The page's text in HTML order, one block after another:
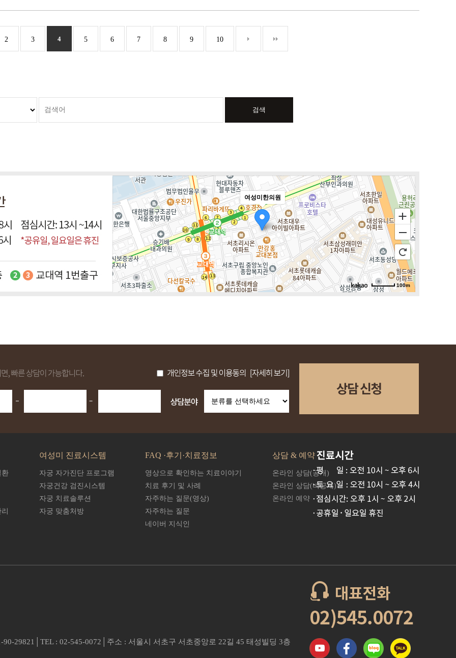
2 3 4 5 6 7 8 9 10
검색
여성미한의원
100m
환
여성미 진료시스템
자궁 자가진단 프로그램
자궁건강 검진시스템
자궁 치료솔루션
자궁 맞춤처방
FAQ ·후기·치료정보
영상으로 확인하는 치료이야기
치료 후기 및 사례
자주하는 질문(영상)
자주하는 질문
네이버 지식인
상담 & 예약
온라인 상담(공개)
온라인 상담(비공개)
온라인 예약
29821│TEL : 02-545-0072│주소 : 서울시 서초구 서초중앙로 22길 45 태성빌딩 3층